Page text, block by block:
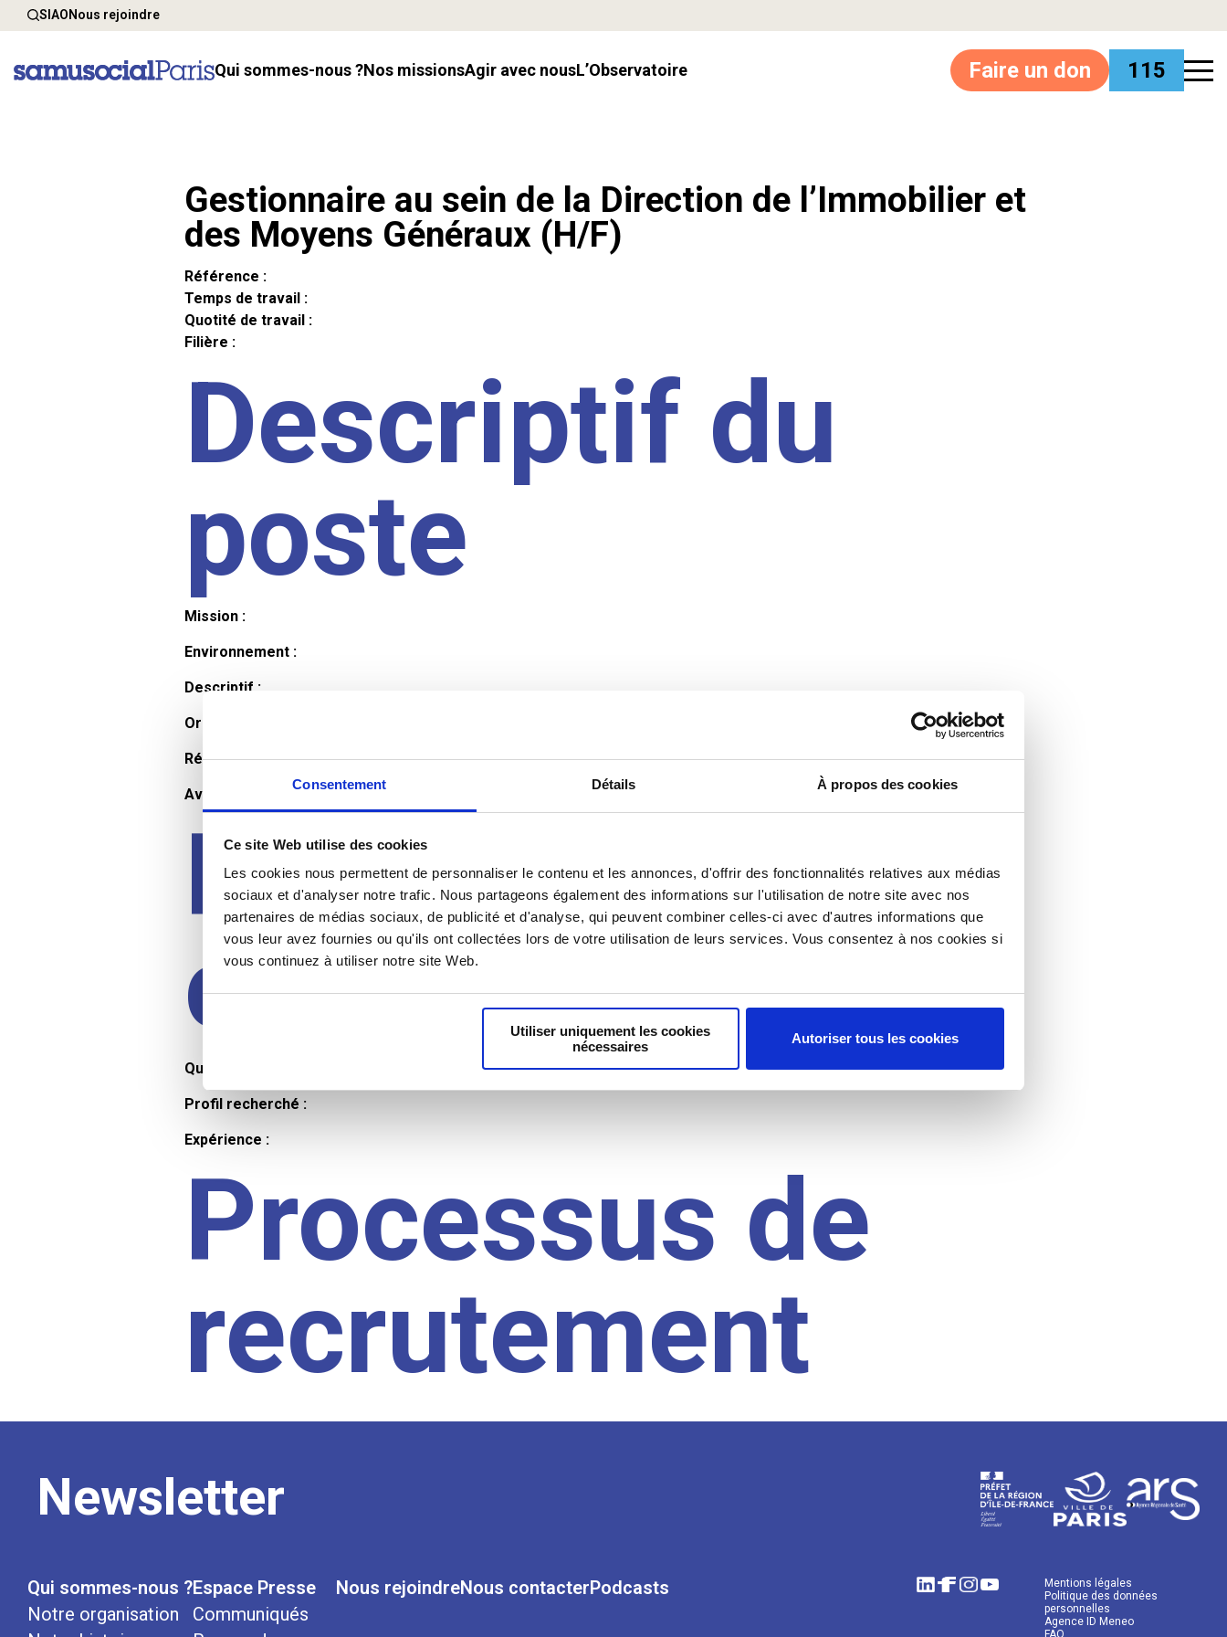
Consentement Détails À propos des cookies
Ce site Web utilise des cookies
Les cookies nous permettent de personnaliser le contenu et les annonces, d'offrir des fonctionnalités relatives aux médias
sociaux et d'analyser notre trafic. Nous partageons également des informations sur l'utilisation de notre site avec nos
partenaires de médias sociaux, de publicité et d'analyse, qui peuvent combiner celles-ci avec d'autres informations que
vous leur avez fournies ou qu'ils ont collectées lors de votre utilisation de leurs services. Vous consentez à nos cookies si
vous continuez à utiliser notre site Web.
Utiliser uniquement les cookies
nécessaires
Autoriser tous les cookies
SIAONous rejoindre
Qui sommes-nous ? Nos missions Agir avec nous l’Observatoire Faire un don 115
Gestionnaire au sein de la Direction de l’Immobilier et
des Moyens Généraux (H/F)
Référence :
Temps de travail :
Quotité de travail :
Filière :
Descriptif du
poste
Mission :
Environnement :
Descriptif :
Organisation et horaires :
Rémunération :
Avantages :
Profil du
candidat
Qualifications et diplômes :
Profil recherché :
Expérience :
Processus de
recrutement
Newsletter
Qui sommes-nous ?
Notre organisation
Espace Presse
Communiqués
Nous rejoindreNous contacterPodcasts
Mentions légales
Politique des données
personnelles
Agence ID Meneo
FAQ